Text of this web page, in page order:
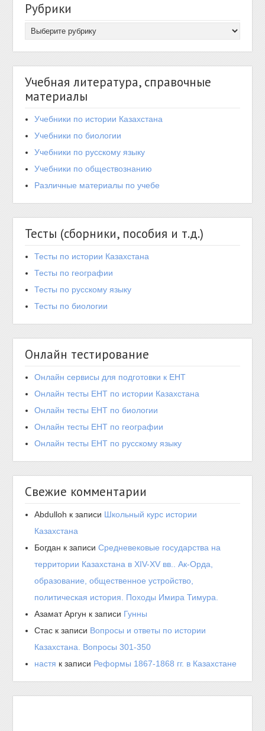
Рубрики
Учебная литература, справочные
материалы
Учебники по истории Казахстана
Учебники по биологии
Учебники по русскому языку
Учебники по обществознанию
Различные материалы по учебе
Тесты (сборники, пособия и т.д.)
Тесты по истории Казахстана
Тесты по географии
Тесты по русскому языку
Тесты по биологии
Онлайн тестирование
Онлайн сервисы для подготовки к ЕНТ
Онлайн тесты ЕНТ по истории Казахстана
Онлайн тесты ЕНТ по биологии
Онлайн тесты ЕНТ по географии
Онлайн тесты ЕНТ по русскому языку
Свежие комментарии
Abdulloh к записи Школьный курс истории
Казахстана
Богдан к записиСредневековые государства на
территории Казахстана в XIV-XV вв.. Ак-Орда,
образование, общественное устройство,
политическая история. Походы Имира Тимура.
Азамат Аргун к записи Гунны
Стас к записи Вопросы и ответы по истории
Казахстана. Вопросы 301-350
настя к записи Реформы 1867-1868 гг. в Казахстане